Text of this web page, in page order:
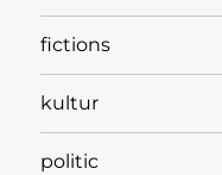
fictions
kultur
politic